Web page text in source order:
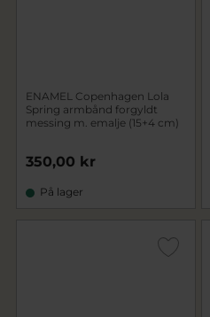
ENAMEL Copenhagen Lola
Spring armbånd forgyldt
messing m. emalje (15+4 cm)
350,00 kr
På lager